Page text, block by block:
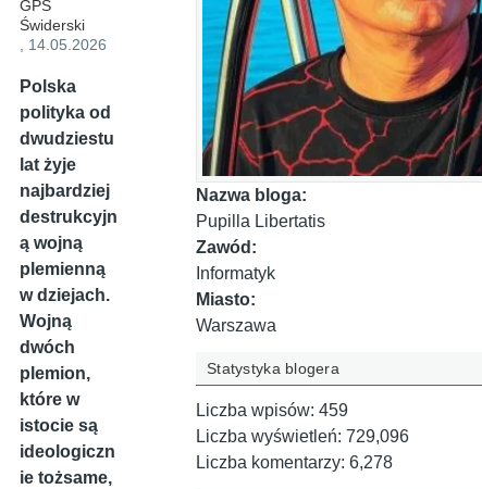
GPS
Świderski
, 14.05.2026
Polska
polityka od
dwudziestu
lat żyje
najbardziej
destrukcyjn
ą wojną
plemienną
w dziejach.
Wojną
dwóch
plemion,
które w
istocie są
ideologiczn
ie tożsame,
Nazwa bloga:
Pupilla Libertatis
Zawód:
Informatyk
Miasto:
Warszawa
Statystyka blogera
Liczba wpisów: 459
Liczba wyświetleń: 729,096
Liczba komentarzy: 6,278